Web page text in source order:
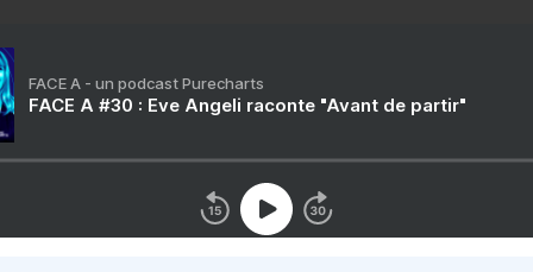
FACE A - un podcast Purecharts
FACE A #30 : Eve Angeli raconte "Avant de partir"